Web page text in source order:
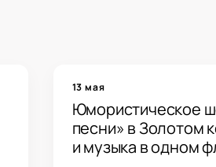
13 мая
Юмористическое
песни» в Золотом
и музыка в одном